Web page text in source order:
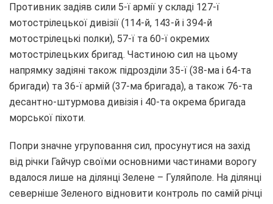
Противник задіяв сили 5-ї армії у складі 127-ї
мотострілецької дивізії (114-й, 143-й і 394-й
мотострілецькі полки), 57-ї та 60-ї окремих
мотострілецьких бригад. Частиною сил на цьому
напрямку задіяні також підрозділи 35-ї (38-ма і 64-та
бригади) та 36-ї армій (37-ма бригада), а також 76-та
десантно-штурмова дивізія і 40-та окрема бригада
морської піхоти.
Попри значне угруповання сил, просунутися на захід
від річки Гайчур своїми основними частинами ворогу
вдалося лише на ділянці Зелене – Гуляйполе. На ділянці
севернiше Зеленого відновити контроль по самій річці